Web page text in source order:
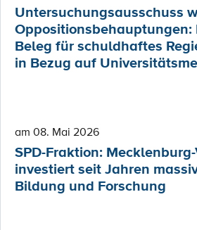
Untersuchungsausschuss
Oppositionsbehauptungen:
Beleg für schuldhaftes
in Bezug auf
am 08. Mai 2026
SPD-Fraktion:
investiert seit Jahren
Bildung und Forschung